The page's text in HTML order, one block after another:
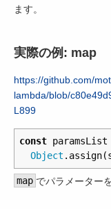
ます。
実際の例: map
https://github.com/
lambda/blob/
L899
const paramsList
Object . assign(
map でパラメーター